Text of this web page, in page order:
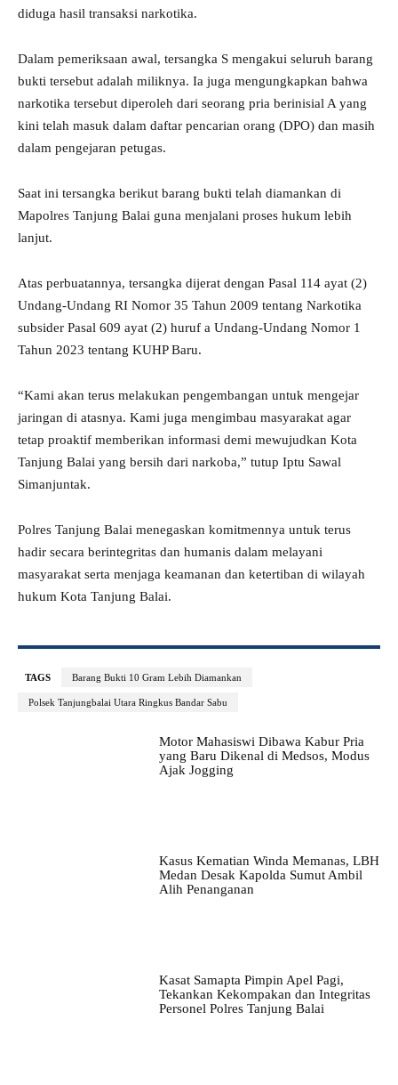
diduga hasil transaksi narkotika.
Dalam pemeriksaan awal, tersangka S mengakui seluruh barang
bukti tersebut adalah miliknya. Ia juga mengungkapkan bahwa
narkotika tersebut diperoleh dari seorang pria berinisial A yang
kini telah masuk dalam daftar pencarian orang (DPO) dan masih
dalam pengejaran petugas.
Saat ini tersangka berikut barang bukti telah diamankan di
Mapolres Tanjung Balai guna menjalani proses hukum lebih
lanjut.
Atas perbuatannya, tersangka dijerat dengan Pasal 114 ayat (2)
Undang-Undang RI Nomor 35 Tahun 2009 tentang Narkotika
subsider Pasal 609 ayat (2) huruf a Undang-Undang Nomor 1
Tahun 2023 tentang KUHP Baru.
“Kami akan terus melakukan pengembangan untuk mengejar
jaringan di atasnya. Kami juga mengimbau masyarakat agar
tetap proaktif memberikan informasi demi mewujudkan Kota
Tanjung Balai yang bersih dari narkoba,” tutup Iptu Sawal
Simanjuntak.
Polres Tanjung Balai menegaskan komitmennya untuk terus
hadir secara berintegritas dan humanis dalam melayani
masyarakat serta menjaga keamanan dan ketertiban di wilayah
hukum Kota Tanjung Balai.
TAGS Barang Bukti 10 Gram Lebih Diamankan
Polsek Tanjungbalai Utara Ringkus Bandar Sabu
Motor Mahasiswi Dibawa Kabur Pria
yang Baru Dikenal di Medsos, Modus
Ajak Jogging
Kasus Kematian Winda Memanas, LBH
Medan Desak Kapolda Sumut Ambil
Alih Penanganan
Kasat Samapta Pimpin Apel Pagi,
Tekankan Kekompakan dan Integritas
Personel Polres Tanjung Balai